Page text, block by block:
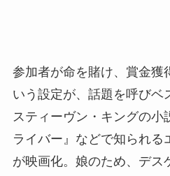
参加者が命を賭け、賞金獲
いう設定が、話題を呼びベ
スティーヴン・キングの小
ライバー』などで知られる
が映画化。娘のため、デス